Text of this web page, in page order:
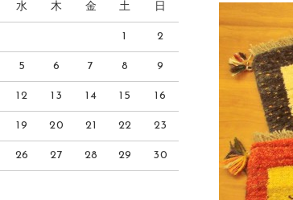
水 木 金 土 日
1 2
5 6 7 8 9
12 13 14 15 16
19 20 21 22 23
26 27 28 29 30